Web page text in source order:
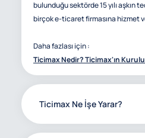
bulunduğu sektörde 15 yılı aşkın
birçok e-ticaret firmasına hizmet
Daha fazlası için :
Ticimax Nedir? Ticimax'ın
Ticimax Ne İşe Yarar?